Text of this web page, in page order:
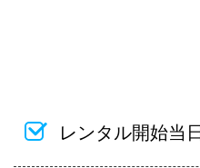
レンタル開始当